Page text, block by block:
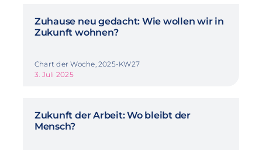
Zuhause neu gedacht: Wie wollen wir in
Zukunft wohnen?
Chart der Woche, 2025-KW27
3. Juli 2025
Zukunft der Arbeit: Wo bleibt der
Mensch?